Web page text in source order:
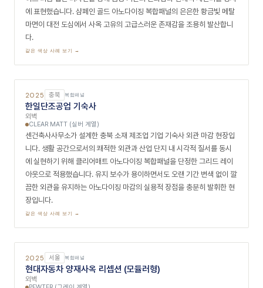
다. 전통적인 조적 질감 위에 아치형 건축 언어를 결합한 디자인에 어울리
는 미디엄 안틱 카퍼 아노다이징 복합패널을 파사드 포인트 구간에 매칭했
습니다. 역사적 소재와 현대적 금속 질감이 어우러지며 고급스럽고 이국적
2025 서울 복합패널
타임 서울(한섬 타임 플래그십 스토어)
외벽
CLEAR MATT (실버 계열)
한섬의 대표 프리미엄 패션 브랜드 타임(TIME)이 청담동에 선보인 플래그
십 스토어 파사드 현장입니다. 특수 유리 모듈 커튼월 시스템과 완벽한 시
각적 일체감을 이루도록 클리어매트 아노다이징 복합패널을 정밀 띠장
(Horizontal Band) 형태로 설계·시공했으며, 브랜드 고유의 절제된 럭셔
리 이미지를 청담동 명품 가로변에 조용하고 격조 있게 투영합니다.
2025 서울
포제스 한강 문주
출입구 포인트
SUBTLE LIGHT BRONZE (브라운 계열)